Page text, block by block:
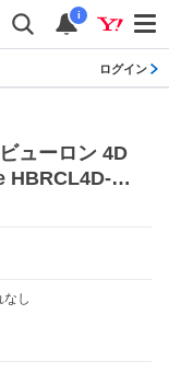
i
ログイン
ューロン 4D
HBRCL4D-G
なし